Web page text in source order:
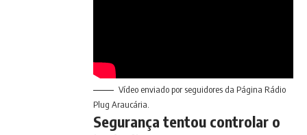
Vídeo enviado por seguidores da Página Rádio
Plug Araucária.
Segurança tentou controlar o